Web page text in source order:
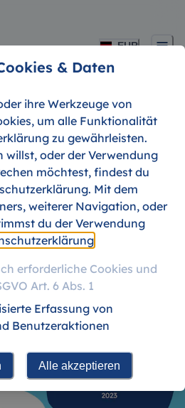
EUR
die
Flyla
Logo hat.
07. AUGUST 2026
& Daten
ihre Werkzeuge von
um alle Funktionalität
zu gewährleisten.
willst, oder der Verwendung
möchtest, findest du
Mit dem
weiterer Navigation, oder
du der Verwendung
erforderliche Cookies und
Art. 6 Abs. 1
Erfassung von
Benutzeraktionen
Alle akzeptieren